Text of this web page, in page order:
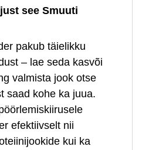
see Smuuti
pakub täielikku
– lae seda kasvõi
valmista jook otse
saad kohe ka juua.
efektiivselt nii
kui ka